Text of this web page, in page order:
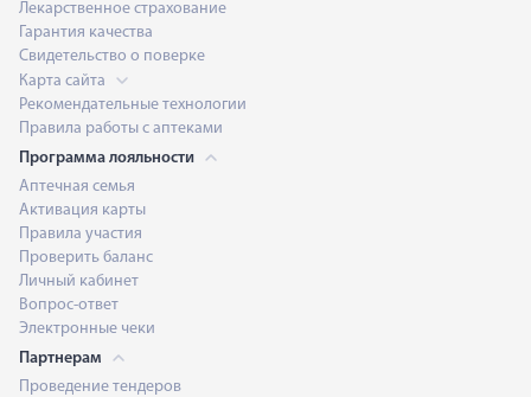
Лекарственное страхование
Гарантия качества
Свидетельство о поверке
Карта сайта
Рекомендательные технологии
Правила работы с аптеками
Программа лояльности
Аптечная семья
Активация карты
Правила участия
Проверить баланс
Личный кабинет
Вопрос-ответ
Электронные чеки
Партнерам
Проведение тендеров